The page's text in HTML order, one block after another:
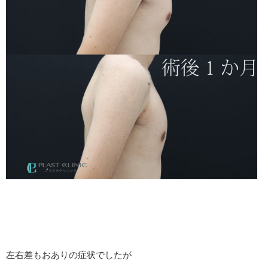
左右差もおありの症状でしたが